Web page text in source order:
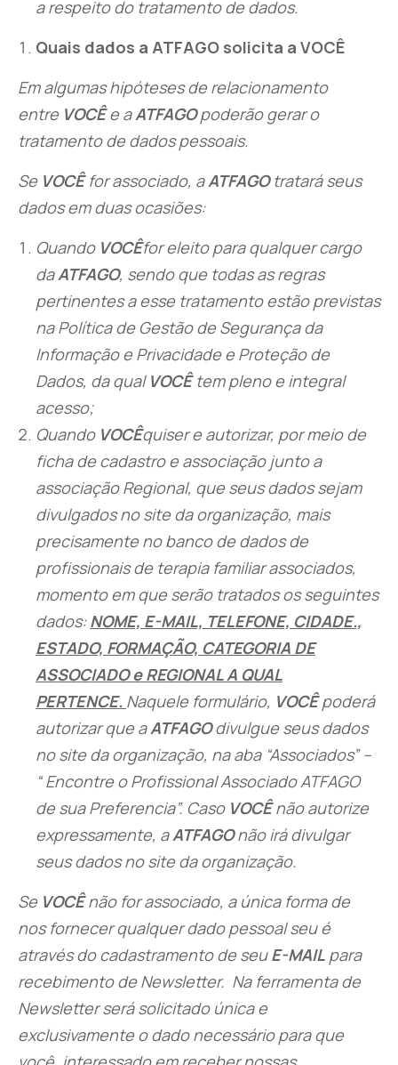
a respeito do tratamento de dados.
Quais dados a ATFAGO solicita a VOCÊ
Em algumas hipóteses de relacionamento
entre VOCÊe aATFAGOpoderão gerar o
tratamento de dados pessoais.
Se VOCÊfor associado, aATFAGOtratará seus
dados em duas ocasiões:
Quando VOCÊfor eleito para qualquer cargo
daATFAGO, sendo que todas as regras
pertinentes a esse tratamento estão previstas
na Política de Gestão de Segurança da
Informação e Privacidade e Proteção de
Dados, da qual VOCÊtem pleno e integral
acesso;
Quando VOCÊquiser e autorizar, por meio de
ficha de cadastro e associação junto a
associação Regional, que seus dados sejam
divulgados no site da organização, mais
precisamente no banco de dados de
profissionais de terapia familiar associados,
momento em que serão tratados os seguintes
dados:NOME, E-MAIL, TELEFONE, CIDADE.,
ESTADO, FORMAÇÃO, CATEGORIA DE
ASSOCIADO e REGIONAL A QUAL
PERTENCE. Naquele formulário, VOCÊpoderá
autorizar que aATFAGOdivulgue seus dados
no site da organização, na aba “Associados” –
“ Encontre o Profissional Associado ATFAGO
de suaPreferencia”. Caso VOCÊnão autorize
expressamente, aATFAGOnão irá divulgar
seus dados no site da organização.
Se VOCÊnão for associado, a única forma de
nos fornecer qualquer dado pessoal seu é
através do cadastramento de seuE-MAIL para
recebimento de Newsletter. Na ferramenta de
Newsletter será solicitado única e
exclusivamente o dado necessário para que